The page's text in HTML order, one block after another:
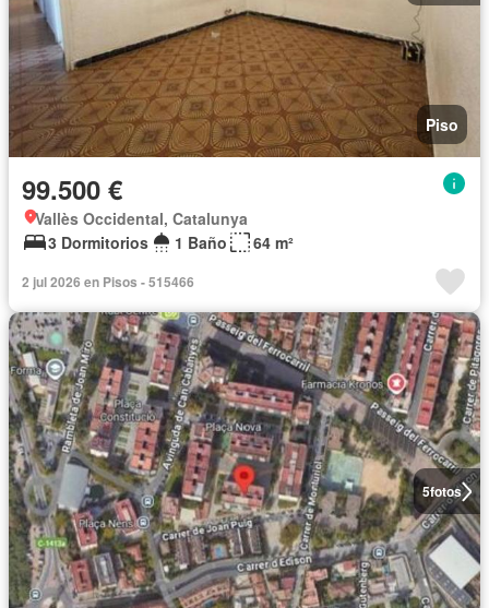
Piso
99.500 €
Vallès Occidental, Catalunya
3 Dormitorios
1 Baño 64 m²
2 jul 2026 en Pisos - 515466
5fotos